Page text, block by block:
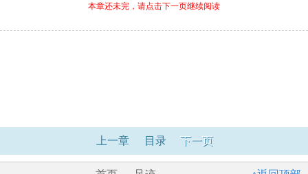
本章还未完，请点击下一页继续阅读
上一章 目录 下一页